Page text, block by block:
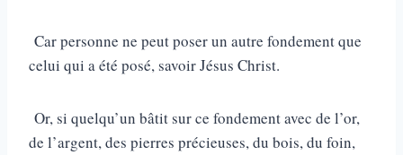
Car personne ne peut poser un autre fondement que
celui qui a été posé, savoir Jésus Christ.
Or, si quelqu’un bâtit sur ce fondement avec de l’or,
de l’argent, des pierres précieuses, du bois, du foin,